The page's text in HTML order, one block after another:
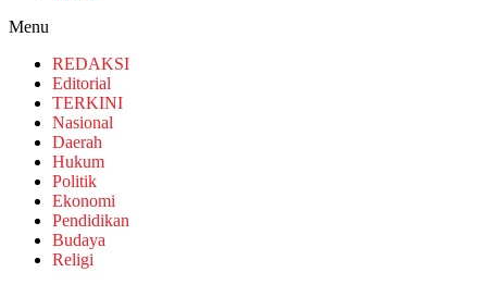
Menu
REDAKSI
Editorial
TERKINI
Nasional
Daerah
Hukum
Politik
Ekonomi
Pendidikan
Budaya
Religi